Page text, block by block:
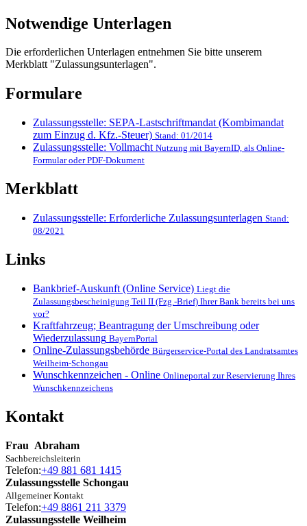
Notwendige Unterlagen
Die erforderlichen Unterlagen entnehmen Sie bitte unserem
Merkblatt "Zulassungsunterlagen".
Formulare
Zulassungsstelle: SEPA-Lastschriftmandat (Kombimandat
zum Einzug d. Kfz.-Steuer) Stand: 01/2014
Zulassungsstelle: Vollmacht Nutzung mit BayernID, als Online-
Formular oder PDF-Dokument
Merkblatt
Zulassungsstelle: Erforderliche Zulassungsunterlagen Stand:
08/2021
Links
Bankbrief-Auskunft (Online Service) Liegt die
Zulassungsbescheinigung Teil II (Fzg.-Brief) Ihrer Bank bereits bei uns
vor?
Kraftfahrzeug; Beantragung der Umschreibung oder
Wiederzulassung BayernPortal
Online-Zulassungsbehörde Bürgerservice-Portal des Landratsamtes
Weilheim-Schongau
Wunschkennzeichen - Online Onlineportal zur Reservierung Ihres
Wunschkennzeichens
Kontakt
Frau Abraham
Sachbereichsleiterin
Telefon:+49 881 681 1415
Zulassungsstelle Schongau
Allgemeiner Kontakt
Telefon:+49 8861 211 3379
Zulassungsstelle Weilheim